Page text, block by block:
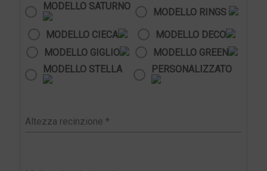
MODELLO SATURNO
MODELLO RINGS
MODELLO CIECA
MODELLO DECO
MODELLO GIGLIO
MODELLO GREEN
MODELLO STELLA
PERSONALIZZATO